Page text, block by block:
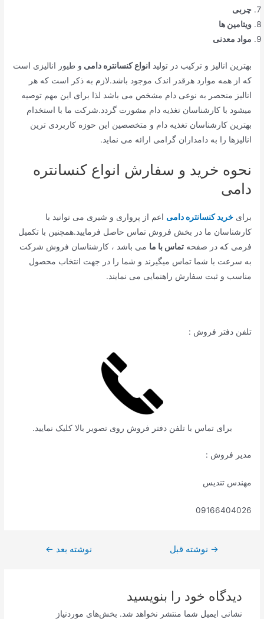
چربی
ویتامین ها
مواد معدنی
بهترین انالیز و ترکیب در تولید انواع کنسانتره دامی و طیور انالیزی است
که از همه موارد هرقدر اندک موجود باشد.لازم به ذکر است که هر
انالیز منحصر به نوعی دام مشخص می باشد لذا برای این مهم توصیه
میشود با کارشناسان تغذیه دام مشورت گردد.شرکت ما با استخدام
بهترین کارشناسان تغذیه دام و متخصصین این حوزه کاربردی ترین
انالیزها را به دامداران گرامی ارائه می نماید.
نحوه خرید و سفارش انواع کنسانتره
دامی
برایخرید کنسانتره دامی اعم از پرواری و شیری می توانید با
کارشناسان ما در بخش فروش تماس حاصل فرمایید.همچنین با تکمیل
فرمی که در صفحهتماس با ما می باشد ، کارشناسان فروش شرکت
به سرعت با شما تماس میگیرند و شما را در جهت انتخاب محصول
مناسب و ثبت سفارش راهنمایی می نمایند.
تلفن دفتر فروش :
برای تماس با تلفن دفتر فروش روی تصویر بالا کلیک نمایید.
مدیر فروش :
مهندس تندیس
09166404026
→ نوشته قبل نوشته بعد ←
دیدگاه‌ خود را بنویسید
نشانی ایمیل شما منتشر نخواهد شد. بخش‌های موردنیاز